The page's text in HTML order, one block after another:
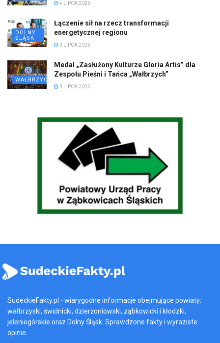
4 LIPCA 2025
DOLNY
ŚLĄSK
Łączenie sił na rzecz transformacji
energetycznej regionu
3 LIPCA 2025
WAŁBRZYCH
Medal „Zasłużony Kulturze Gloria Artis” dla
Zespołu Pieśni i Tańca „Wałbrzych”
3 LIPCA 2025
SudeckieFakty.pl - wiarygodne informacje obejmujące powiaty:
wałbrzyski, świdnicki, dzierżoniowski, ząbkowicki i kłodzki,
jeleniogórskie oraz Dolny Śląsk. Sprawdzone fakty i wyraziste
opinie.